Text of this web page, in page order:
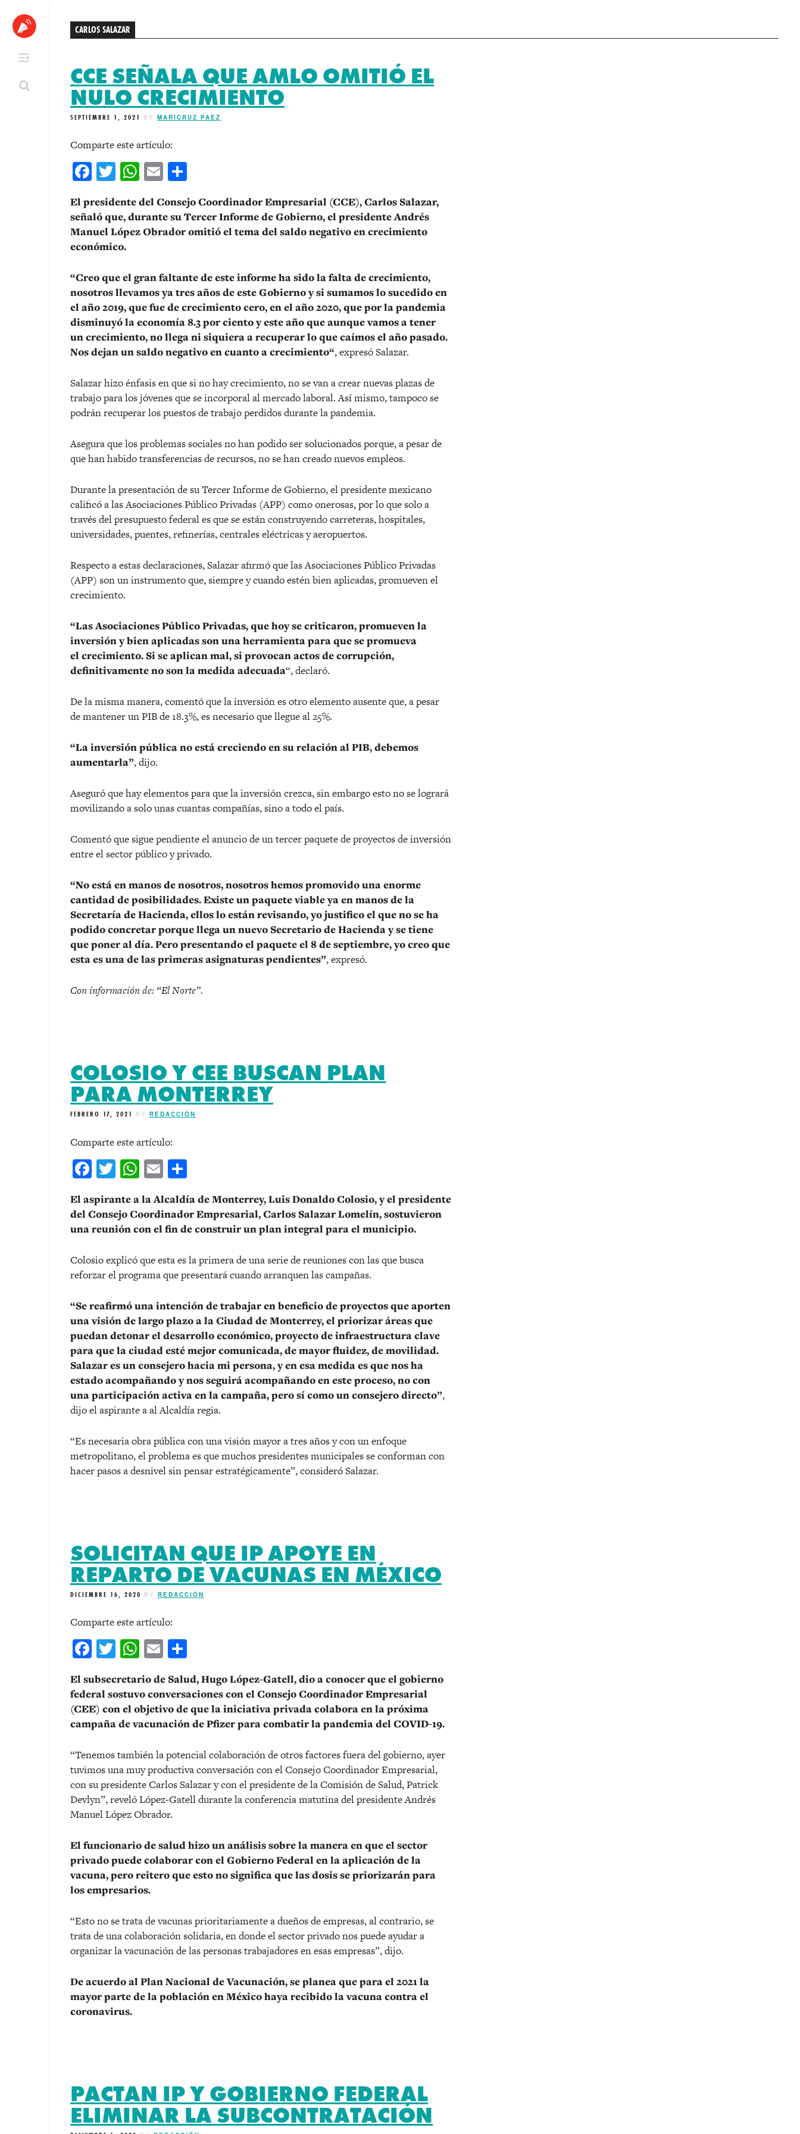
content
CARLOS SALAZAR
CCE SEÑALA QUE AMLO OMITIÓ EL
NULO CRECIMIENTO
SEPTIEMBRE 1, 2021 BY MARICRUZ PAEZ
Comparte este artículo:
Facebook
Twitter
WhatsApp
Email
El presidente del Consejo Coordinador Empresarial (CCE), Carlos Salazar,
señaló que, durante su Tercer Informe de Gobierno, el presidente Andrés
Manuel López Obrador omitió el tema del saldo negativo en crecimiento
económico.
“Creo que el gran faltante de este informe ha sido la falta decrecimiento,
nosotros llevamos ya tres años de este Gobierno y si sumamos lo sucedido en
el año 2019, que fue decrecimientocero, en el año 2020, que por la pandemia
disminuyó la economía 8.3 por ciento y este año que aunque vamos a tener
uncrecimiento, no llega ni siquiera a recuperar lo que caímos el año pasado.
Nos dejan un saldo negativo en cuanto acrecimiento“, expresó Salazar.
Salazar hizo énfasis en que si no hay crecimiento, no se van a crear nuevas plazas de
trabajo para los jóvenes que se incorporal al mercado laboral. Así mismo, tampoco se
podrán recuperar los puestos de trabajo perdidos durante la pandemia.
Asegura que los problemas sociales no han podido ser solucionados porque, a pesar de
que han habido transferencias de recursos, no se han creado nuevos empleos.
Durante la presentación de su Tercer Informe de Gobierno, el presidente mexicano
calificó a las Asociaciones Público Privadas (APP) como onerosas, por lo que solo a
través del presupuesto federal es que se están construyendo carreteras, hospitales,
universidades, puentes, refinerías, centrales eléctricas y aeropuertos.
Respecto a estas declaraciones, Salazar afirmó que las Asociaciones Público Privadas
(APP) son un instrumento que, siempre y cuando estén bien aplicadas, promueven el
crecimiento.
“Las Asociaciones Público Privadas, que hoy se criticaron, promueven la
inversión y bien aplicadas son una herramienta para que se promueva
el crecimiento. Si se aplican mal, si provocan actos de corrupción,
definitivamente no son la medida adecuada“, declaró.
De la misma manera, comentó que la inversión es otro elemento ausente que, a pesar
de mantener un PIB de 18.3%, es necesario que llegue al 25%.
“La inversión pública no está creciendo en su relación al PIB, debemos
aumentarla”, dijo.
Aseguró que hay elementos para que la inversión crezca, sin embargo esto no se logrará
movilizando a solo unas cuantas compañías, sino a todo el país.
Comentó que sigue pendiente el anuncio de un tercer paquete de proyectos de inversión
entre el sector público y privado.
“No está en manos de nosotros, nosotros hemos promovido una enorme
cantidad de posibilidades. Existe un paquete viable ya en manos de la
Secretaría de Hacienda, ellos lo están revisando, yo justifico el que no se ha
podido concretar porque llega un nuevo Secretario de Hacienda y se tiene
que poner al día. Pero presentando el paquete el 8 de septiembre, yo creo que
esta es una de las primeras asignaturas pendientes”, expresó.
Con información de: “El Norte”.
COLOSIO Y CEE BUSCAN PLAN
PARA MONTERREY
FEBRERO 17, 2021 BY REDACCIÓN
Comparte este artículo:
Facebook
Twitter
WhatsApp
Email
El aspirante a la Alcaldía de Monterrey, Luis Donaldo Colosio, y el presidente
del Consejo Coordinador Empresarial, Carlos Salazar Lomelín, sostuvieron
una reunión con el fin de construir un plan integral para el municipio.
Colosio explicó que esta es la primera de una serie de reuniones con las que busca
reforzar el programa que presentará cuando arranquen las campañas.
“Se reafirmó una intención de trabajar en beneficio de proyectos que aporten
una visión de largo plazo a la Ciudad de Monterrey, el priorizar áreas que
puedan detonar el desarrollo económico, proyecto de infraestructura clave
para que la ciudad esté mejor comunicada, de mayor fluidez, de movilidad.
Salazar es un consejero hacia mi persona, y en esa medida es que nos ha
estado acompañando y nos seguirá acompañando en este proceso, no con
una participación activa en la campaña, pero sí como un consejero directo”,
dijo el aspirante a al Alcaldía regia.
“Es necesaria obra pública con una visión mayor a tres años y con un enfoque
metropolitano, el problema es que muchos presidentes municipales se conforman con
hacer pasos a desnivel sin pensar estratégicamente”, consideró Salazar.
SOLICITAN QUE IP APOYE EN
REPARTO DE VACUNAS EN MÉXICO
DICIEMBRE 16, 2020 BY REDACCIÓN
Comparte este artículo:
Facebook
Twitter
WhatsApp
Email
El subsecretario de Salud, Hugo López-Gatell, dio a conocer que el gobierno
federal sostuvo conversaciones con el Consejo Coordinador Empresarial
(CEE) con el objetivo de que la iniciativa privada colabora en la próxima
campaña de vacunación de Pfizer para combatir la pandemia del COVID-19.
“Tenemos también la potencial colaboración de otros factores fuera del gobierno, ayer
tuvimos una muy productiva conversación con el Consejo Coordinador Empresarial,
con su presidente Carlos Salazar y con el presidente de la Comisión de Salud, Patrick
Devlyn”, reveló López-Gatell durante la conferencia matutina del presidente Andrés
Manuel López Obrador.
El funcionario de salud hizo un análisis sobre la manera en que el sector
privado puede colaborar con el Gobierno Federal en la aplicación de la
vacuna, pero reitero que esto no significa que las dosis se priorizarán para
los empresarios.
“Esto no se trata de vacunas prioritariamente a dueños de empresas, al contrario, se
trata de una colaboración solidaria, en donde el sector privado nos puede ayudar a
organizar la vacunación de las personas trabajadores en esas empresas”, dijo.
De acuerdo al Plan Nacional de Vacunación, se planea que para el 2021 la
mayor parte de la población en México haya recibido la vacuna contra el
coronavirus.
PACTAN IP Y GOBIERNO FEDERAL
ELIMINAR LA SUBCONTRATACIÓN